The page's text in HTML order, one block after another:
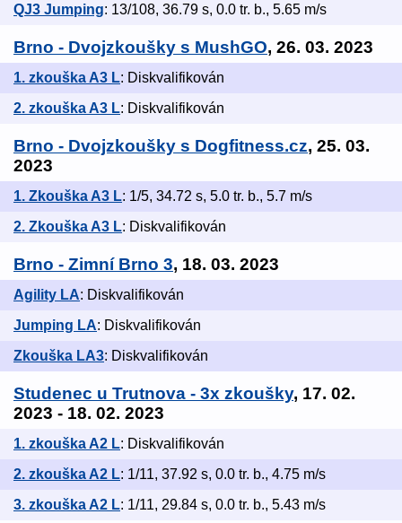
QJ3 Jumping: 13/108, 36.79 s, 0.0 tr. b., 5.65 m/s
Brno - Dvojzkoušky s MushGO, 26. 03. 2023
1. zkouška A3 L: Diskvalifikován
2. zkouška A3 L: Diskvalifikován
Brno - Dvojzkoušky s Dogfitness.cz, 25. 03.
2023
1. Zkouška A3 L: 1/5, 34.72 s, 5.0 tr. b., 5.7 m/s
2. Zkouška A3 L: Diskvalifikován
Brno - Zimní Brno 3, 18. 03. 2023
Agility LA: Diskvalifikován
Jumping LA: Diskvalifikován
Zkouška LA3: Diskvalifikován
Studenec u Trutnova - 3x zkoušky, 17. 02.
2023 - 18. 02. 2023
1. zkouška A2 L: Diskvalifikován
2. zkouška A2 L: 1/11, 37.92 s, 0.0 tr. b., 4.75 m/s
3. zkouška A2 L: 1/11, 29.84 s, 0.0 tr. b., 5.43 m/s